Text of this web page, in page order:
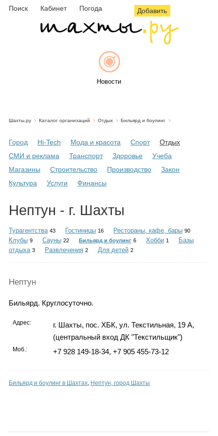
Поиск Кабинет Погода Добавить
Новости
Объявления
Шахты.ру Каталог организаций Отдых Бильярд и боулинг
Город Hi-Tech Мода и красота Спорт
Отдых
СМИ и реклама
Транспорт Здоровье
Учеба
Магазины
Строительство Производство
Закон
Культура
Услуги Финансы
Нептун - г. Шахты
Турагентства 43 Гостиницы 16 Рестораны, кафе, бары 90
Клубы 9 Сауны 22 Бильярд и боулинг 6 Хобби 1
Базы
отдыха 3 Развлечения 2 Для детей 2
Нептун
Бильярд. Круглосуточно.
Адрес:
г. Шахты, пос. ХБК, ул. Текстильная, 19 А,
(центральный вход ДК "Текстильщик")
Моб.: +7 928 149-18-34, +7 905 455-73-12
Бильярд и боулинг в Шахтах, Нептун, город Шахты